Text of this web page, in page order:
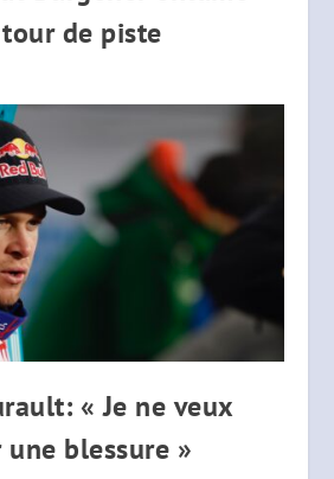
de piste
« Je ne veux
blessure »